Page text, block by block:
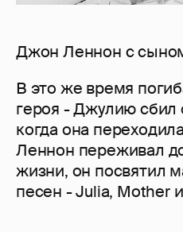
Джон Леннон с
В это же время
героя - Джулию сбил
когда она
Леннон переживал
жизни, он посвятил
песен - Julia, Mother